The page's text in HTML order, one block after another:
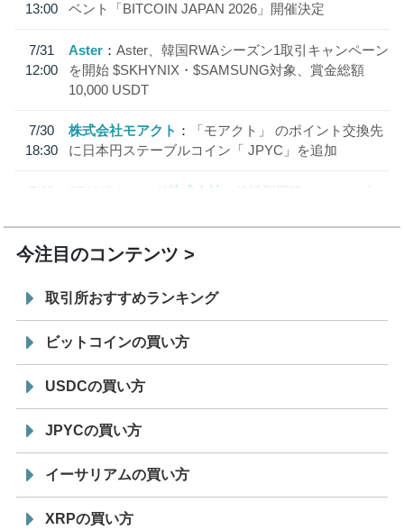
13:00
ベント「BITCOIN JAPAN 2026」開催決定
7/31
12:00
Aster
Aster、韓国RWAシーズン1取引キャンペーン
を開始 $SKHYNIX・$SAMSUNG対象、賞金総額
10,000 USDT
7/30
18:30
株式会社モアクト
「モアクト」 のポイント交換先
に日本円ステーブルコイン「 JPYC」を追加
7/29
SBI VCトレード株式会社
信託型円建てステーブル
今注目のコンテンツ
取引所おすすめランキング
ビットコインの買い方
USDCの買い方
JPYCの買い方
イーサリアムの買い方
XRPの買い方